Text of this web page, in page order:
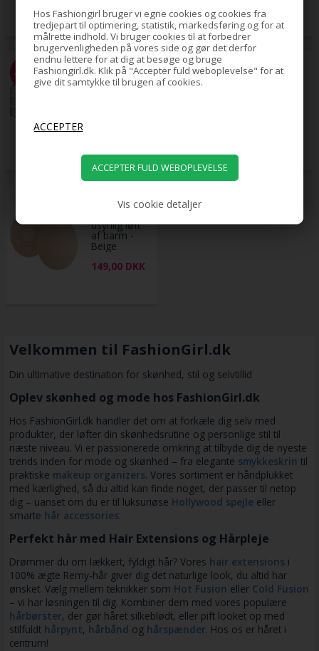
Hos Fashiongirl bruger vi egne cookies og cookies fra
tredjepart til optimering, statistik, markedsføring og for at
målrette indhold. Vi bruger cookies til at forbedrer
brugervenligheden på vores side og gør det derfor
endnu lettere for at dig at besøge og bruge
Fashiongirl.dk. Klik på "Accepter fuld weboplevelse" for at
give dit samtykke til brugen af cookies.
Vis cookie detaljer
Enhjørning)
44,25
-40% Varenr. 7087
UNIQ
Kosmetik
-41% Varenr. 18
Varenr. 6393
usynlig løft
af barm -
Beige
149,00 DKK
Velkommen til FashionGirl.dk
Din ultimative destination for skønhed, stil og selvtillid
Oplev skønhed og mode hos FashionGirl.dk
Hos FashionGirl.dk handler det om at forkæle dig selv med
produkter, der løfter din skønhedsrutine og personlige stil til
næste niveau. Vi er passionerede omkring at tilbyde dig de nyeste
trends inden for mode og skønhed – fra elegante smykkeskrin til
praktiske makeup organizers. Vores sortiment er håndplukket
med kærlighed, så du altid kan finde noget, der passer til netop
dig – uanset om du er til luksuriøse Hollywood spejle eller
smarte hår accessories.
Perfekt hår med Hair Extensions og Hårpleje
Drømmer du om lækkert, fyldigt hår? Vores hair extensions i
100% ægte Remy-hår giver dig det naturlige look, du altid har
ønsket. Vælg mellem teknikker som Hot Fusion eller Cold Fusion
– vi har løsningen til dig. Kombiner dem med vores populære
hårbørster, der gør håret silkeblødt, eller pift looket op med
stilfuldt hårpynt, hårbånd og hårspænder. Hos os er håret i
centrum!